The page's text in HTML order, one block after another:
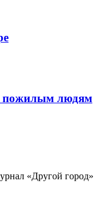
пожилым людям
«Другой город»